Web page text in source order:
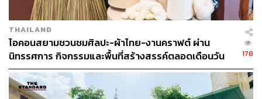
โดยประเสริฐย้ำว่านวัตกรรมทั้งหมดพร้อมแล้ว ในการจะผลัก
ดันให้ธุรกิจของอนันดาล้ำไปอีกขั้น พร้อมเพิ่มความ
แข็งแกร่งทางโมเดลทางธุรกิจให้มากขึ้นในอนาคต เหนือสิ่ง
อื่นใด ประสบการณ์ ข้อมูล และนวัตกรรรมดังกล่าว ได้ถูกนำ
มาผสานโดยบุคลากรภายในองค์กรทุกเจน เกิดเป็น Ananda
New Blue กลยุทธ์ทางการตลาดที่ทลายทุกขีดจำกัดของที่อยู่
อาศัยรูปแบบคอนโดมิเนียมให้เกิดขึ้นจริง
THAILAND
ไอคอนสยามชวนชมศิลปะ-ผ้าไทย-งานคราฟต์ ผ่าน
นิทรรศการ กิจกรรมและพื้นที่สร้างสรรค์ตลอดเดือนวัน
แม่ [ADVERTORIAL]
178